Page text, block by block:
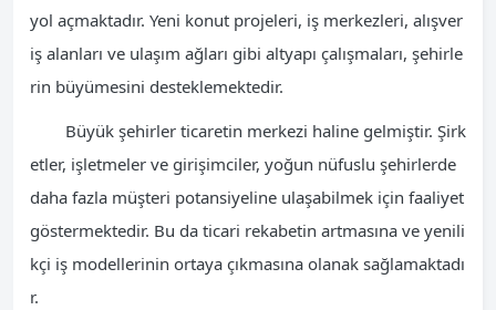
yol açmaktadır. Yeni konut projeleri, iş merkezleri, alışver
iş alanları ve ulaşım ağları gibi altyapı çalışmaları, şehirle
rin büyümesini desteklemektedir.
Büyük şehirler ticaretin merkezi haline gelmiştir. Şirk
etler, işletmeler ve girişimciler, yoğun nüfuslu şehirlerde
daha fazla müşteri potansiyeline ulaşabilmek için faaliyet
göstermektedir. Bu da ticari rekabetin artmasına ve yenili
kçi iş modellerinin ortaya çıkmasına olanak sağlamaktadı
r.